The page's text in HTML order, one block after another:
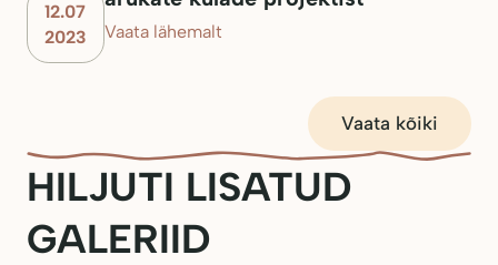
12.07
2023
Vaata lähemalt
Vaata kõiki
HILJUTI LISATUD
GALERIID